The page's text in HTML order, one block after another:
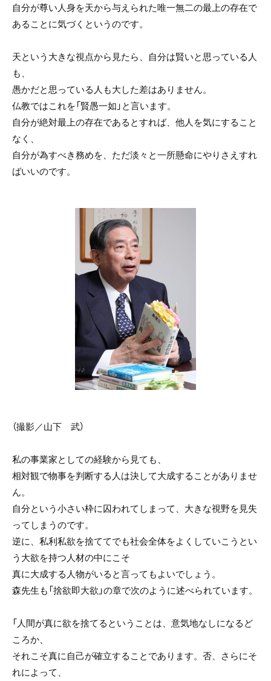
自分が尊い人身を天から与えられた唯一無二の最上の存在で
あることに気づくというのです。
天という大きな視点から見たら、自分は賢いと思っている人
も、
愚かだと思っている人も大した差はありません。
仏教ではこれを「賢愚一如」と言います。
自分が絶対最上の存在であるとすれば、他人を気にすること
なく、
自分が為すべき務めを、ただ淡々と一所懸命にやりさえすれ
ばいいのです。
（撮影／山下 武）
私の事業家としての経験から見ても、
相対観で物事を判断する人は決して大成することがありませ
ん。
自分という小さい枠に囚われてしまって、大きな視野を見失
ってしまうのです。
逆に、私利私欲を捨ててでも社会全体をよくしていこうとい
う大欲を持つ人材の中にこそ
真に大成する人物がいると言ってもよいでしょう。
森先生も「捨欲即大欲」の章で次のように述べられています。
「人間が真に欲を捨てるということは、意気地なしになるど
ころか、
それこそ真に自己が確立することであります。否、さらにそ
れによって、